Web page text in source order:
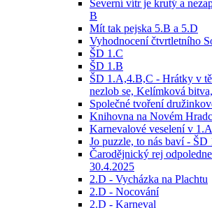
Severní vítr je krutý a
B
Mít tak pejska 5.B a 5.D
Vyhodnocení čtvrtletního
ŠD 1.C
ŠD 1.B
ŠD 1.A,4.B,C - Hrátky v
nezlob se, Kelímková
Společné tvoření
Knihovna na Novém
Karnevalové veselení v
Jo puzzle, to nás baví -
Čarodějnický rej
30.4.2025
2.D - Vycházka na Plachtu
2.D - Nocování
2.D - Karneval